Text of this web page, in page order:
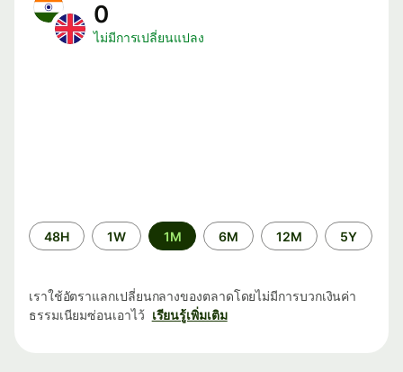
0
ไม่มีการเปลี่ยนแปลง
ระยะ
เวลา
48H 1W 1M 6M 12M 5Y
เราใช้อัตราแลกเปลี่ยนกลางของตลาดโดยไม่มีการบวกเงินค่า
ธรรมเนียมซ่อนเอาไว้ เรียนรู้เพิ่มเติม